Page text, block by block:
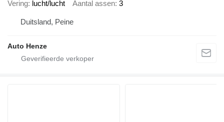
Vering lucht/lucht Aantal assen 3
Duitsland, Peine
Auto Henze